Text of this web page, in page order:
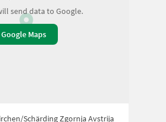
send data to Google.
Maps
Schärding Zgornja Avstrija